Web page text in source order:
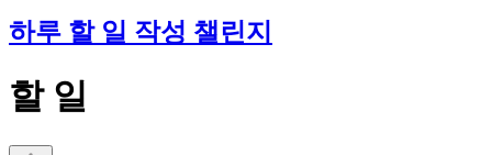
하루 할 일 작성 챌린지
할 일